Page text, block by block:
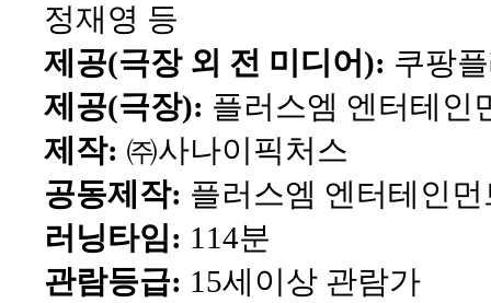
정재영 등
제공(극장 외 전 미디어): 쿠팡
제공(극장): 플러스엠 엔터테인
제작: ㈜사나이픽처스
공동제작: 플러스엠 엔터테인
러닝타임: 114분
관람등급: 15세이상 관람가